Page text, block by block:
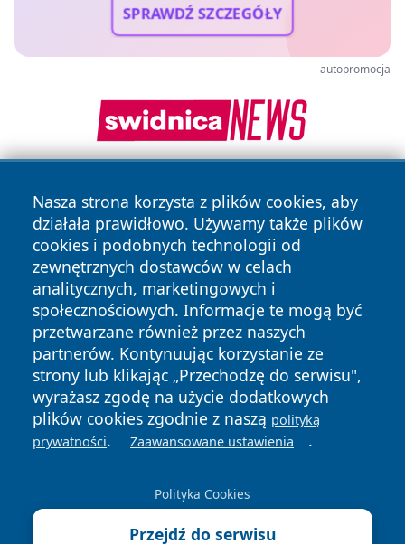
SPRAWDŹ SZCZEGÓŁY
autopromocja
Nasza strona korzysta z plików cookies, aby
działała prawidłowo. Używamy także plików
cookies i podobnych technologii od
zewnętrznych dostawców w celach
analitycznych, marketingowych i
społecznościowych. Informacje te mogą być
przetwarzane również przez naszych
partnerów. Kontynuując korzystanie ze
strony lub klikając „Przechodzę do serwisu",
wyrażasz zgodę na użycie dodatkowych
plików cookies zgodnie z naszą polityką
prywatności. Zaawansowane ustawienia .
Polityka Cookies
Przejdź do serwisu
Copyright © 2026 faktybytom.pl Wszystkie prawa zastrzeżone.
News Autorzy
Polityka
Prywatności
Polityka
Cookies